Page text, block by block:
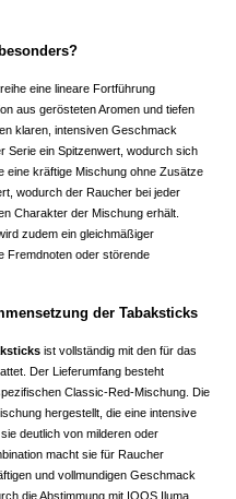
eine lineare Fortführung
aus gerösteten Aromen und tiefen
klaren, intensiven Geschmack
Serie ein Spitzenwert, wodurch sich
eine kräftige Mischung ohne Zusätze
wodurch der Raucher bei jeder
Charakter der Mischung erhält.
zudem ein gleichmäßiger
Fremdnoten oder störende
der Tabaksticks
ist vollständig mit den für das
Der Lieferumfang besteht
Classic-Red-Mischung. Die
hergestellt, die eine intensive
deutlich von milderen oder
macht sie für Raucher
und vollmundigen Geschmack
die Abstimmung mit IQOS Iluma